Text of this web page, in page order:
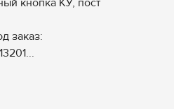
кнопка КУ, пост
заказ: